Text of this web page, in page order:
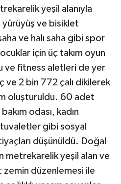
yeşil alanıyla
ve bisiklet
ve halı saha gibi spor
için üç takım oyun
ve fitness aletleri de yer
ve 2 bin 772 çalı dikilerek
oluşturuldu. 60 adet
odası, kadın
gibi sosyal
düşünüldü. Doğal
metrekarelik yeşil alan ve
düzenlemesi ile